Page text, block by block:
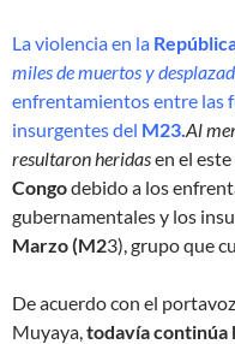
La violencia en la
miles de muertos y
enfrentamientos entre las
insurgentes del M23.Al
resultaron heridasen el este
Congodebido a los
gubernamentales y los
Marzo (M23), grupo que
De acuerdo con el
Muyaya,todavía continúa